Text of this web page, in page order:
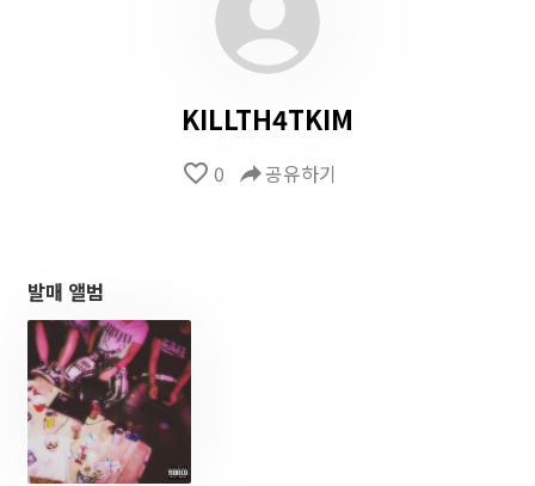
KILLTH4TKIM
favorite_border 0 reply공유하기
발매 앨범